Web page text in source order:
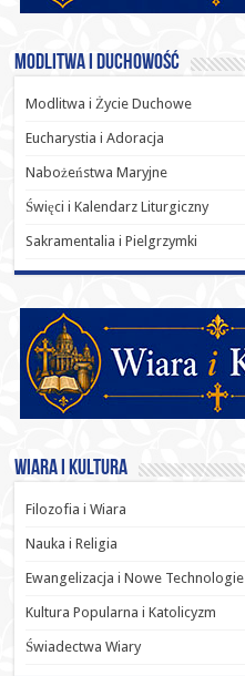
Modlitwa i Duchowość
Modlitwa i Życie Duchowe
Eucharystia i Adoracja
Nabożeństwa Maryjne
Święci i Kalendarz Liturgiczny
Sakramentalia i Pielgrzymki
Wiara i Kultura
Filozofia i Wiara
Nauka i Religia
Ewangelizacja i Nowe Technologie
Kultura Popularna i Katolicyzm
Świadectwa Wiary